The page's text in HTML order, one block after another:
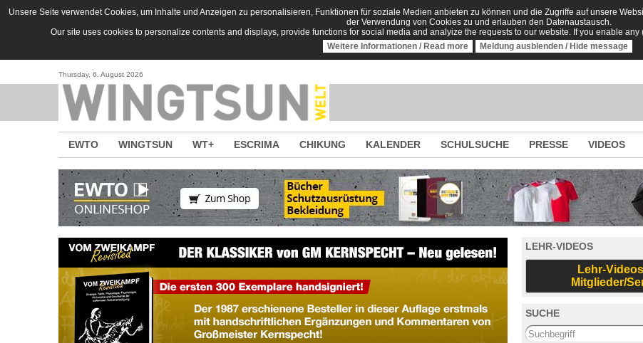
Direkt zum Inhalt
Unsere Seite verwendet Cookies, um Inhalte und Anzeigen zu personalisieren, Funktionen für soziale Medien anbieten zu können und die Zugriffe auf unsere
der Verwendung von Cookies zu und erlauben den Datenaustausch.
Our site uses cookies to personalize contents and displays, provide functions for social media and analyize the requests to our website. If you enable
Weitere Informationen / Read more
Meldung ausblenden / Hide message
Thursday, 6. August 2026
EWTO WINGTSUN WT+ ESCRIMA CHIKUNG KALENDER SCHULSUCHE PRESSE VIDEOS
LEHR-VIDEOS
Lehr-
Mitglieder/
SUCHE
Search this site